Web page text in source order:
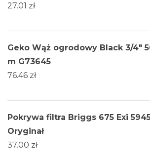
27.01 zł
Geko Wąż ogrodowy Black 3/4"
m G73645
76.46 zł
Pokrywa filtra Briggs 675 Exi
Oryginał
37.00 zł